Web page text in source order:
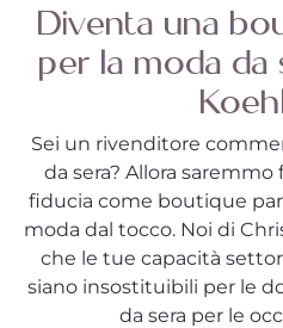
Diventa una
per la moda
Sei un rivenditore
da sera? Allora
fiducia come boutique
moda dal tocco. Noi di
che le tue capacità
siano insostituibili per le
da sera per le